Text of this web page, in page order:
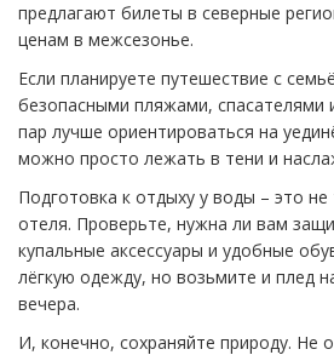
предлагают билеты в северные
ценам в межсезонье.
Если планируете путешествие с
безопасными пляжами, спасателями
пар лучше ориентироваться на
можно просто лежать в тени и
Подготовка к отдыху у воды – это
отеля. Проверьте, нужна ли вам
купальные аксессуары и удобные
лёгкую одежду, но возьмите и плед
вечера.
И, конечно, сохраняйте природу. Не